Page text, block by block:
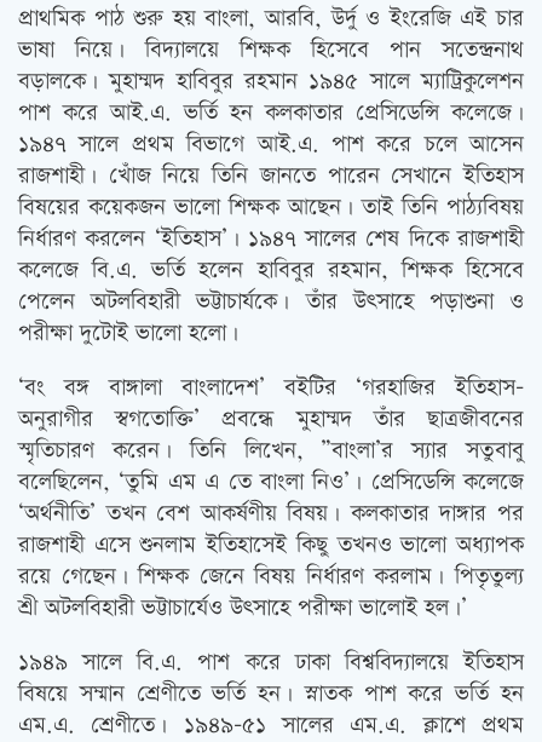
প্রাথমিক পাঠ শুরু হয় বাংলা, আরবি, উর্দু ও ইংরেজি এই চার
ভাষা নিয়ে। বিদ্যালয়ে শিক্ষক হিসেবে পান সতেন্দ্রনাথ
বড়ালকে। মুহাম্মদ হাবিবুর রহমান ১৯৪৫ সালে ম্যাট্রিকুলেশন
পাশ করে আই.এ. ভর্তি হন কলকাতার প্রেসিডেন্সি কলেজে।
১৯৪৭ সালে প্রথম বিভাগে আই.এ. পাশ করে চলে আসেন
রাজশাহী। খোঁজ নিয়ে তিনি জানতে পারেন সেখানে ইতিহাস
বিষয়ের কয়েকজন ভালো শিক্ষক আছেন। তাই তিনি পাঠ্যবিষয়
নির্ধারণ করলেন ‘ইতিহাস’। ১৯৪৭ সালের শেষ দিকে রাজশাহী
কলেজে বি.এ. ভর্তি হলেন হাবিবুর রহমান, শিক্ষক হিসেবে
পেলেন অটলবিহারী ভট্টাচার্যকে। তাঁর উত্‍সাহে পড়াশুনা ও
পরীক্ষা দুটোই ভালো হলো।
‘বং বঙ্গ বাঙ্গালা বাংলাদেশ’ বইটির ‘গরহাজির ইতিহাস-
অনুরাগীর স্বগতোক্তি’ প্রবন্ধে মুহাম্মদ তাঁর ছাত্রজীবনের
স্মৃতিচারণ করেন। তিনি লিখেন, ”বাংলা’র স্যার সতুবাবু
বলেছিলেন, ‘তুমি এম এ তে বাংলা নিও’। প্রেসিডেন্সি কলেজে
‘অর্থনীতি’ তখন বেশ আকর্ষণীয় বিষয়। কলকাতার দাঙ্গার পর
রাজশাহী এসে শুনলাম ইতিহাসেই কিছু তখনও ভালো অধ্যাপক
রয়ে গেছেন। শিক্ষক জেনে বিষয় নির্ধারণ করলাম। পিতৃতুল্য
শ্রী অটলবিহারী ভট্টাচার্যেও উত্‍সাহে পরীক্ষা ভালোই হল।’
১৯৪৯ সালে বি.এ. পাশ করে ঢাকা বিশ্ববিদ্যালয়ে ইতিহাস
বিষয়ে সম্মান শ্রেণীতে ভর্তি হন। স্নাতক পাশ করে ভর্তি হন
এম.এ. শ্রেণীতে। ১৯৪৯-৫১ সালের এম.এ. ক্লাশে প্রথম